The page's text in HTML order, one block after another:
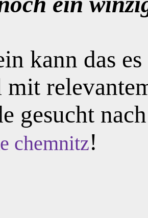
kann das
mit
gesucht
chemnitz!